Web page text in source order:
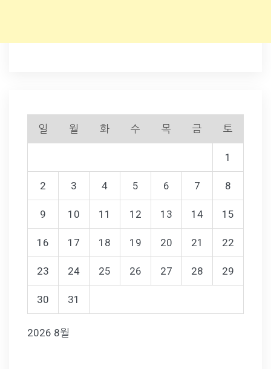
2026 8월
일 월 화 수 목 금 토
1
2 3 4 5 6 7 8
9 10 11 12 13 14 15
16 17 18 19 20 21 22
23 24 25 26 27 28 29
30 31